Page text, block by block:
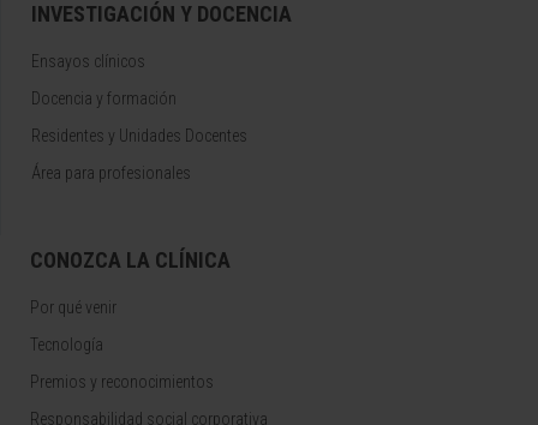
INVESTIGACIÓN Y DOCENCIA
Ensayos clínicos
Docencia y formación
Residentes y Unidades Docentes
Área para profesionales
CONOZCA LA CLÍNICA
Por qué venir
Tecnología
Premios y reconocimientos
Responsabilidad social corporativa